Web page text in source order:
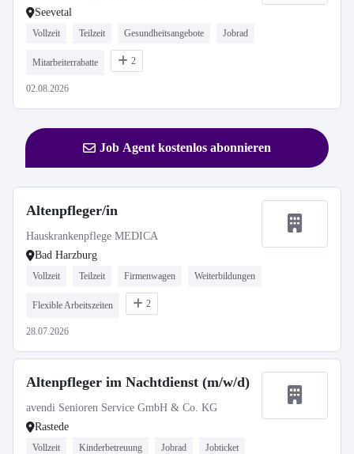
Seevetal
Vollzeit Teilzeit Gesundheitsangebote Jobrad
Mitarbeiterrabatte 2
02.08.2026
Job Agent kostenlos abonnieren
Altenpfleger/in
Hauskrankenpflege MEDICA
Bad Harzburg
Vollzeit Teilzeit Firmenwagen Weiterbildungen
Flexible Arbeitszeiten 2
28.07.2026
Altenpfleger im Nachtdienst (m/w/d)
avendi Senioren Service GmbH & Co. KG
Rastede
Vollzeit Kinderbetreuung Jobrad Jobticket